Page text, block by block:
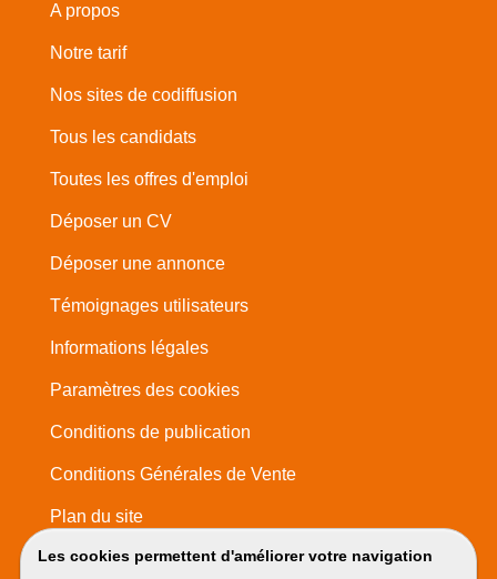
Les cookies permettent d'améliorer votre navigation
A propos
Notre tarif
Nos sites de codiffusion
Tous les candidats
Toutes les offres d'emploi
Déposer un CV
Déposer une annonce
Témoignages utilisateurs
Informations légales
Paramètres des cookies
Conditions de publication
Conditions Générales de Vente
Plan du site